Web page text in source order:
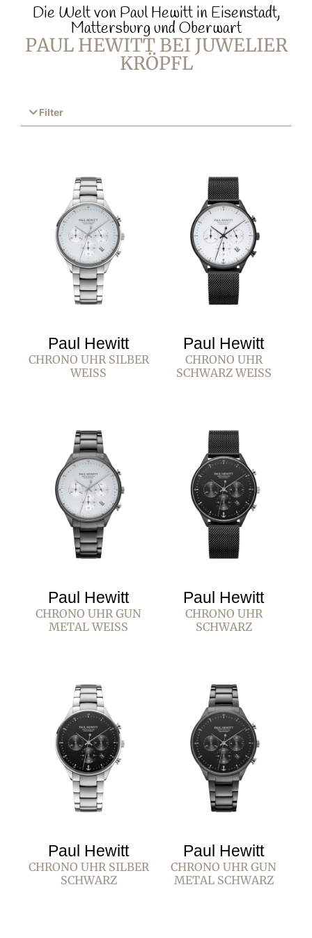
Die Welt von Paul Hewitt in Eisenstadt,
Mattersburg und Oberwart
PAUL HEWITT BEI JUWELIER
KRÖPFL
Filter
Paul Hewitt
CHRONO UHR SILBER
WEISS
Paul Hewitt
CHRONO UHR
SCHWARZ WEISS
Paul Hewitt
CHRONO UHR GUN
METAL WEISS
Paul Hewitt
CHRONO UHR
SCHWARZ
Paul Hewitt
CHRONO UHR SILBER
SCHWARZ
Paul Hewitt
CHRONO UHR GUN
METAL SCHWARZ